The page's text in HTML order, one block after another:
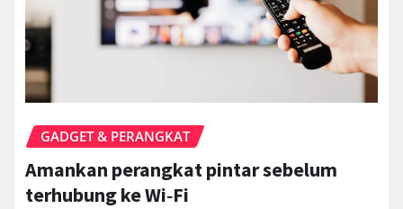
GADGET & PERANGKAT
Amankan perangkat pintar sebelum
terhubung ke Wi‑Fi